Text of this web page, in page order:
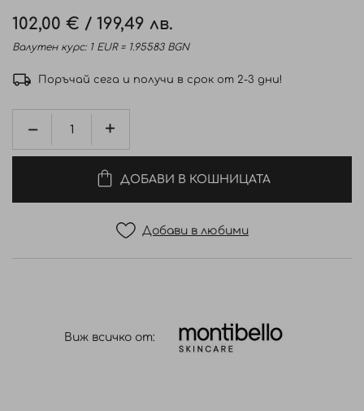
102,00 € / 199,49 лв.
Валутен курс: 1 EUR = 1.95583 BGN
Поръчай сега и получи в срок от 2-3 дни!
ДОБАВИ В КОШНИЦАТА
Добави в любими
Виж всичко от: